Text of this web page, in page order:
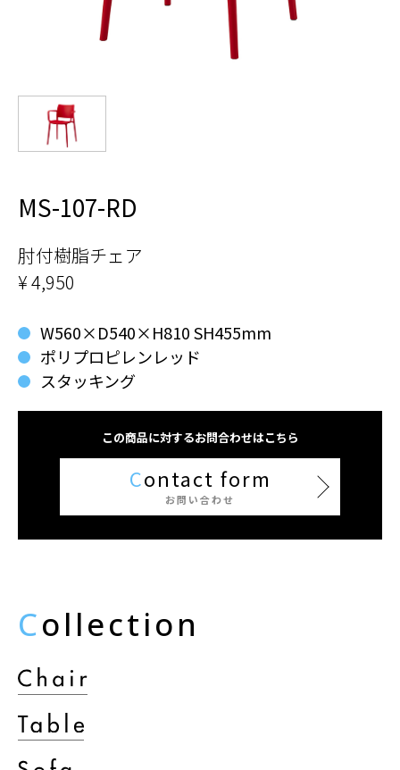
MS-107-RD
肘付樹脂チェア
¥ 4,950
W560×D540×H810 SH455mm
ポリプロピレンレッド
スタッキング
この商品に対するお問合わせはこちら
Contact form
お問い合わせ
Collection